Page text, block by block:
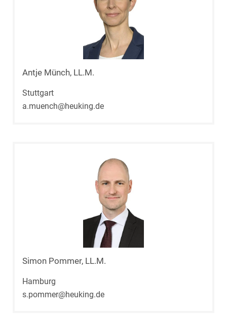
Antje Münch, LL.M.
Stuttgart
a.muench@heuking.de
Simon Pommer, LL.M.
Hamburg
s.pommer@heuking.de